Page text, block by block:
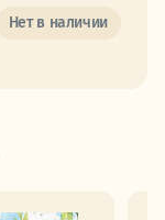
Нет в наличии